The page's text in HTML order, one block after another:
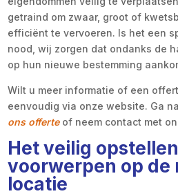
getraind om zwaar, groot of
efficiënt te vervoeren. Is het een
nood, wij zorgen dat ondanks de
op hun nieuwe bestemming
Wilt u meer informatie of een
eenvoudig via onze website. Ga
ons offerteof neem contact met
Het veilig
voorwerpen op de
locatie